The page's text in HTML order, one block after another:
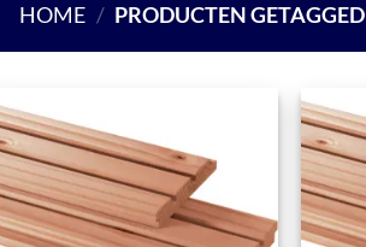
HOME / PRODUCTEN